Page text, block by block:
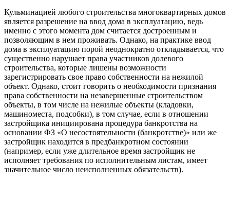
Кульминацией любого строительства многоквартирных домов
является разрешение на ввод дома в эксплуатацию, ведь
именно с этого момента дом считается достроенным и
позволяющим в нем проживать. Однако, на практике ввод
дома в эксплуатацию порой неоднократно откладывается, что
существенно нарушает права участников долевого
строительства, которые лишены возможности
зарегистрировать свое право собственности на нежилой
объект. Однако, стоит говорить о необходимости признания
права собственности на незавершенные строительством
объекты, в том числе на нежилые объекты (кладовки,
машиноместа, подсобки), в том случае, если в отношении
застройщика инициирована процедура банкротства на
основании ФЗ «О несостоятельности (банкротстве)» или же
застройщик находится в предбанкротном состоянии
(например, если уже длительное время застройщик не
исполняет требования по исполнительным листам, имеет
значительное число неисполненных обязательств).